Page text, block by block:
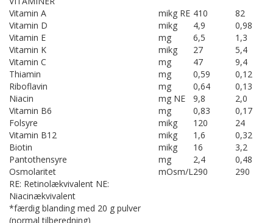
Vitamin A
mikg RE 410
82
Vitamin D
mikg 4,9
0,98
Vitamin E
mg 6,5
1,3
Vitamin K
mikg 27
5,4
Vitamin C
mg 47
9,4
Thiamin
mg 0,59
0,12
Riboflavin
mg 0,64
0,13
Niacin
mg NE 9,8
2,0
Vitamin B6
mg 0,83
0,17
Folsyre
mikg 120
24
Vitamin B12
mikg 1,6
0,32
Biotin
mikg 16
3,2
Pantothensyre
mg 2,4
0,48
Osmolaritet
mOsm/L290
290
RE: Retinolækvivalent NE:
Niacinækvivalent
*færdig blanding med 20 g pulver
(normal tilberedning)